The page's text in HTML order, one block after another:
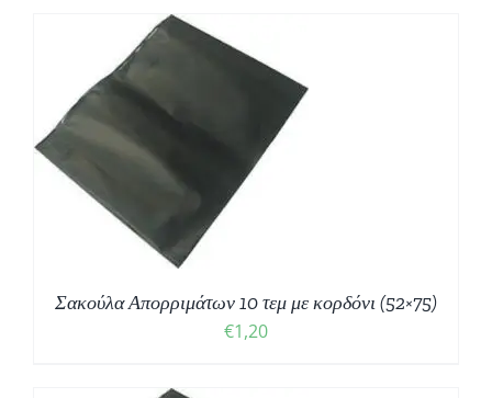
Σακούλα Απορριμάτων 10 τεμ με κορδόνι (52×75)
€1,20